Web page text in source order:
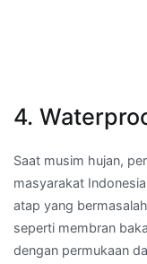
4.
Saat musim hujan,
masyarakat
atap yang
seperti membran
dengan permukaan